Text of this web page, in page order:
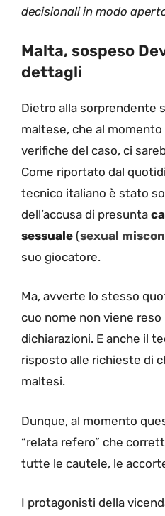
decisionali in modo
Malta, sospeso
dettagli
Dietro alla sorprendente
maltese, che al
verifiche del caso, ci
Come riportato dal
tecnico italiano è stato
dell’accusa di presunta
sessuale (sexual
suo giocatore.
Ma, avverte lo stesso
cuo nome non viene
dichiarazioni. E anche il
risposto alle richieste di
maltesi.
Dunque, al momento
“relata refero” che
tutte le cautele, le
I protagonisti della